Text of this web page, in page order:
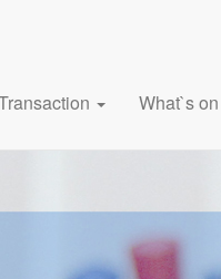
What`s on